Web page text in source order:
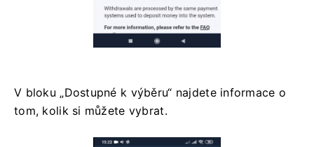
V bloku „Dostupné k výběru“ najdete informace o
tom, kolik si můžete vybrat.